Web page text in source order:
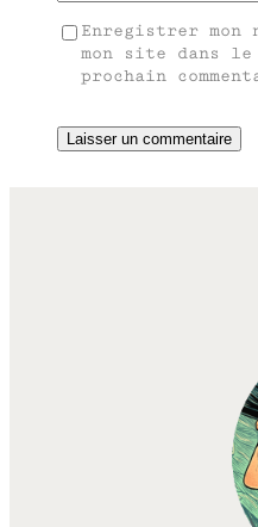
Enregistrer mon
mon site dans le
prochain